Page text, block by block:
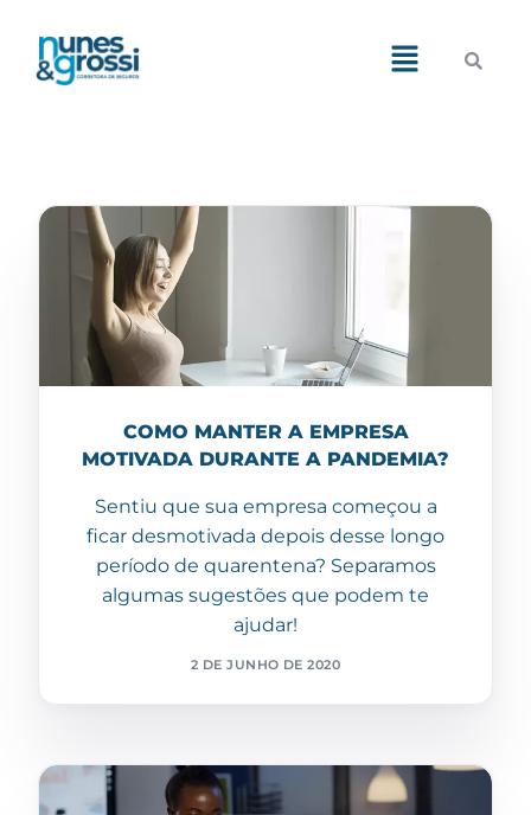
COMO MANTER A EMPRESA
MOTIVADA DURANTE A PANDEMIA?
Sentiu que sua empresa começou a
ficar desmotivada depois desse longo
período de quarentena? Separamos
algumas sugestões que podem te
ajudar!
2 DE JUNHO DE 2020
Features
Portfolio